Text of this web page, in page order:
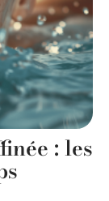
: les